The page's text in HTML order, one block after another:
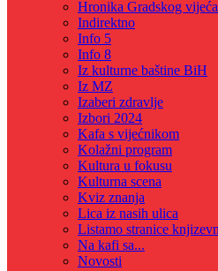
Hronika Gradskog vijeća
Indirektno
Info 5
Info 8
Iz kulturne baštine BiH
Iz MZ
Izaberi zdravlje
Izbori 2024
Kafa s vijećnikom
Kolažni program
Kultura u fokusu
Kulturna scena
Kviz znanja
Lica iz nasih ulica
Listamo stranice
Na kafi sa...
Novosti